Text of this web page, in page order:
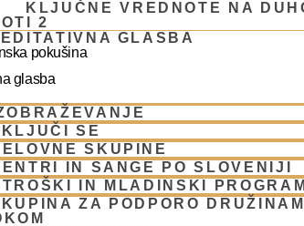
KLJUČNE VREDNOTE NA
2
GLASBA
SE
SKUPINE
IN SANGE PO SLOVENIJI
IN MLADINSKI
ZA PODPORO
pokušina
glasba
prepovedano. Lahko pa fotografirate slikate
parkiranje/